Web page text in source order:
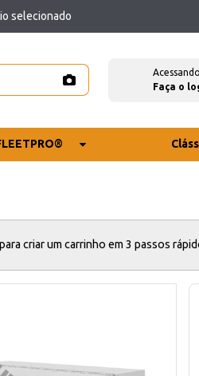
selecionado
Faça o
criar um carrinho em 3 passos